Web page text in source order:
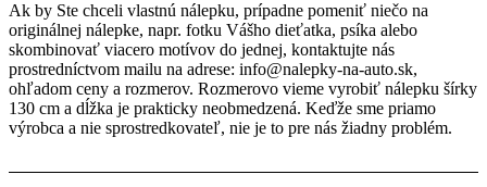
Ak by Ste chceli vlastnú nálepku, prípadne pomeniť niečo na
originálnej nálepke, napr. fotku Vášho dieťatka, psíka alebo
skombinovať viacero motívov do jednej, kontaktujte nás
prostredníctvom mailu na adrese: info@nalepky-na-auto.sk,
ohľadom ceny a rozmerov. Rozmerovo vieme vyrobiť nálepku šírky
130 cm a dĺžka je prakticky neobmedzená. Keďže sme priamo
výrobca a nie sprostredkovateľ, nie je to pre nás žiadny problém.